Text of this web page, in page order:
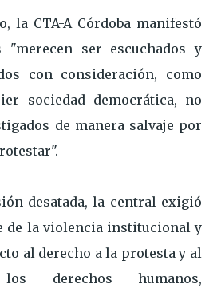
la CTA-A Córdoba manifestó
"merecen ser escuchados y
con consideración, como
sociedad democrática, no
de manera salvaje por
desatada, la central exigió
de la violencia institucional y
al derecho a la protesta y al
derechos humanos,